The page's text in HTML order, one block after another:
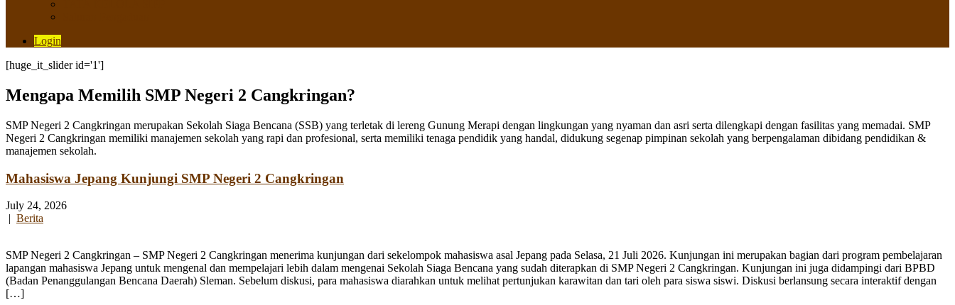
Login
[huge_it_slider id='1']
Mengapa Memilih SMP Negeri 2 Cangkringan?
SMP Negeri 2 Cangkringan merupakan Sekolah Siaga Bencana (SSB) yang terletak di lereng Gunung Merapi dengan lingkungan yang nyaman dan asri serta dilengkapi dengan fasilitas yang memadai. SMP
Negeri 2 Cangkringan memiliki manajemen sekolah yang rapi dan profesional, serta memiliki tenaga pendidik yang handal, didukung segenap pimpinan sekolah yang berpengalaman dibidang pendidikan &
manajemen sekolah.
Mahasiswa Jepang Kunjungi SMP Negeri 2 Cangkringan
July 24, 2026
| Berita
SMP Negeri 2 Cangkringan – SMP Negeri 2 Cangkringan menerima kunjungan dari sekelompok mahasiswa asal Jepang pada Selasa, 21 Juli 2026. Kunjungan ini merupakan bagian dari program pembelajaran
lapangan mahasiswa Jepang untuk mengenal dan mempelajari lebih dalam mengenai Sekolah Siaga Bencana yang sudah diterapkan di SMP Negeri 2 Cangkringan. Kunjungan ini juga didampingi dari BPBD
(Badan Penanggulangan Bencana Daerah) Sleman. Sebelum diskusi, para mahasiswa diarahkan untuk melihat pertunjukan karawitan dan tari oleh para siswa siswi. Diskusi berlansung secara interaktif dengan
[…]